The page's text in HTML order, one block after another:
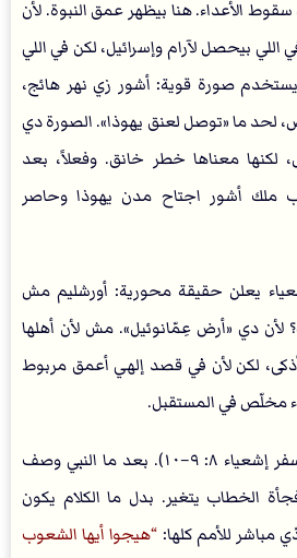
الأعداء. هنا بيظهر عمق النبوة. لأن
بيحصل لآرام وإسرائيل، لكن في اللي
يستخدم صورة قوية: أشور زي نهر هائج،
لحد ما «توصل لعنق يهوذا». الصورة دي
معناها خطر خانق. وفعلاً، بعد
ملك أشور اجتاح مدن يهوذا وحاصر
يعلن حقيقة محورية: أورشليم مش
دي «أرض عِمّانوئيل». مش لأن أهلها
أذكى، لكن لأن في قصد إلهي أعمق مربوط
مخلّص في المستقبل.
وهنا نوصل لقلب النص: (سفر إشعياء ٨: ٩–١٠). بعد ما النبي وصف
الخطاب يتغير. بدل ما الكلام يكون
مباشر للأمم كلها: هيجوا أيها الشعوب